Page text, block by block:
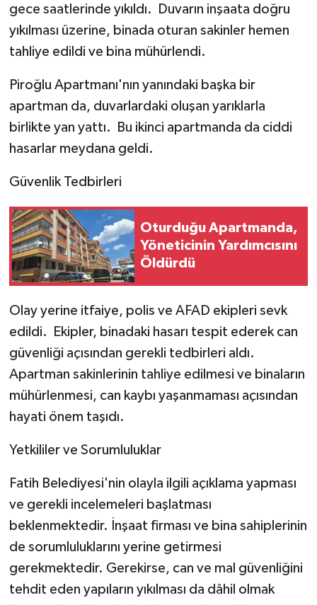
gece saatlerinde yıkıldı. Duvarın inşaata doğru
yıkılması üzerine, binada oturan sakinler hemen
tahliye edildi ve bina mühürlendi.
Piroğlu Apartmanı'nın yanındaki başka bir
apartman da, duvarlardaki oluşan yarıklarla
birlikte yan yattı. Bu ikinci apartmanda da ciddi
hasarlar meydana geldi.
Güvenlik Tedbirleri
Oturduğu Apartmanda,
Yöneticinin Yardımcısını
Öldürdü
Olay yerine itfaiye, polis ve AFAD ekipleri sevk
edildi. Ekipler, binadaki hasarı tespit ederek can
güvenliği açısından gerekli tedbirleri aldı.
Apartman sakinlerinin tahliye edilmesi ve binaların
mühürlenmesi, can kaybı yaşanmaması açısından
hayati önem taşıdı.
Yetkililer ve Sorumluluklar
Fatih Belediyesi'nin olayla ilgili açıklama yapması
ve gerekli incelemeleri başlatması
beklenmektedir. İnşaat firması ve bina sahiplerinin
de sorumluluklarını yerine getirmesi
gerekmektedir. Gerekirse, can ve mal güvenliğini
tehdit eden yapıların yıkılması da dâhil olmak